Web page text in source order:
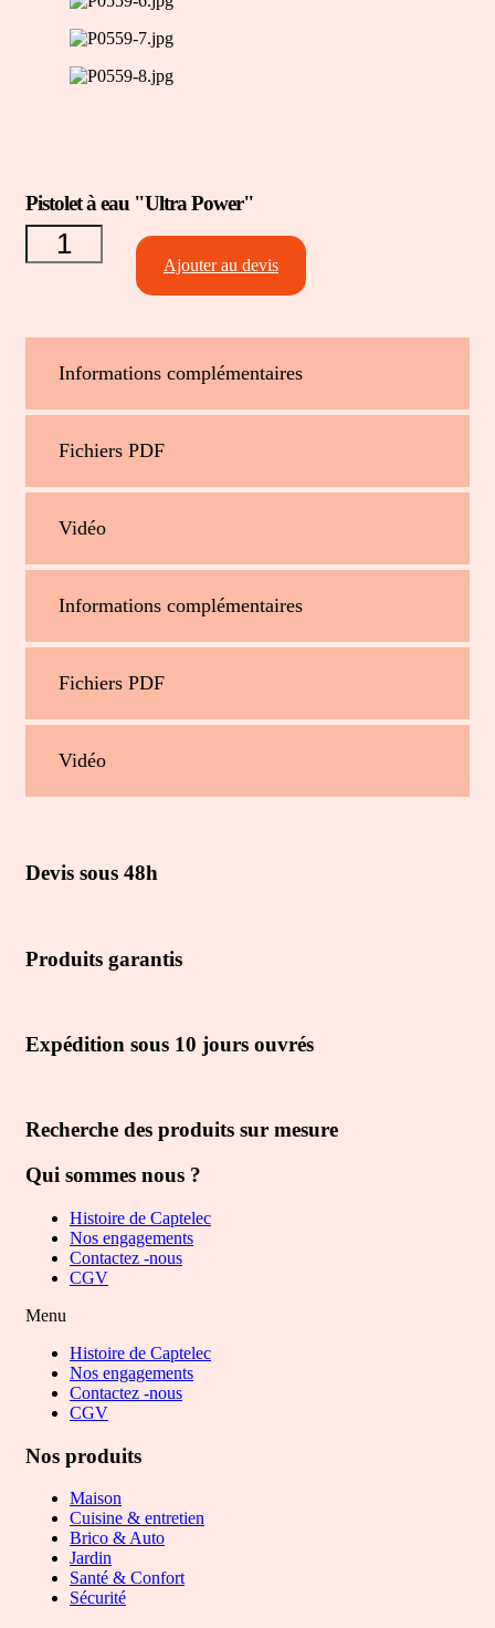
Pistolet à eau "Ultra Power"
de
Pistolet
à eau
Ajouter au devis
Informations complémentaires
Fichiers PDF
Vidéo
Informations complémentaires
Fichiers PDF
Vidéo
Devis sous 48h
Produits garantis
Expédition sous 10 jours ouvrés
Recherche des produits sur mesure
Qui sommes nous ?
Histoire de Captelec
Nos engagements
Contactez -nous
CGV
Menu
Histoire de Captelec
Nos engagements
Contactez -nous
CGV
Nos produits
Maison
Cuisine & entretien
Brico & Auto
Jardin
Santé & Confort
Sécurité